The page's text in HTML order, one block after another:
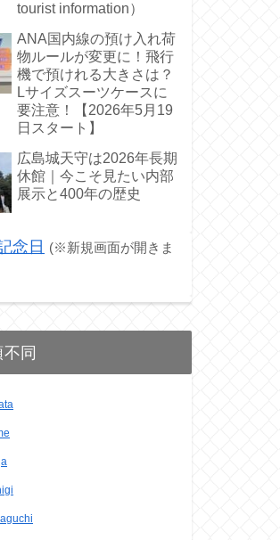
tourist information）
ANA国内線の預け入れ荷
物ルールが変更に！飛行
機で預けれる大きさは？
Lサイズスーツケースに
要注意！【2026年5月19
日スタート】
広島城天守は2026年長期
休館｜今こそ見たい内部
展示と400年の歴史
念日 (※新規画面が開きま
同